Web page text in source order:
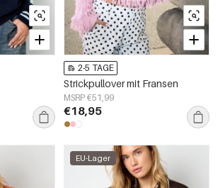
2-5 TAGE
Strickpullover mit Fransen
MSRP €51,99
€18,95
EU-Lager